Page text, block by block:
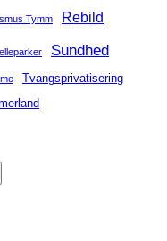
Tymm Rebild
Sundhed
Tvangsprivatisering